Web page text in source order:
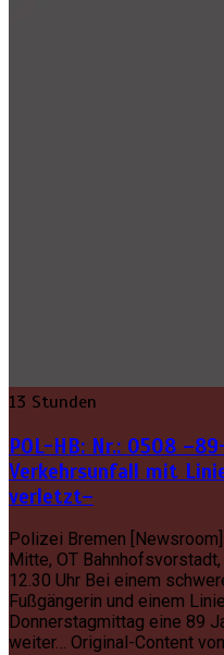
13 Stunden
POL-HB: Nr.: 0508
Verkehrsunfall mit
verletzt–
Polizei Bremen
Mitte, OT
12.30 Uhr Bei einem
Fußgängerin und einem
Donnerstagmittag eine 89
weiter… Original-Content